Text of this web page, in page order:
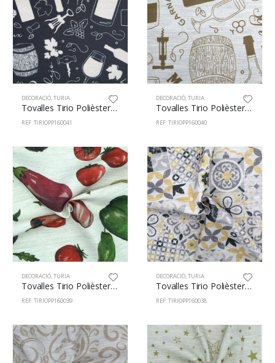
DECORACIÓ,TURIA
Tovalles Tirio Polièster 100% 160cm Wines 41
REF: TIRIOPP160041
DECORACIÓ,TURIA
Tovalles Tirio Polièster 100% 160cm Wines 40
REF: TIRIOPP160040
DECORACIÓ,TURIA
Tovalles Tirio Polièster 100% 160cm Escalivada 39
REF: TIRIOPP160039
DECORACIÓ,TURIA
Tovalles Tirio Polièster 100% 160cm Hidràulic 38
REF: TIRIOPP160038